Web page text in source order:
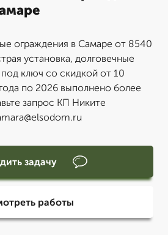
ограждения в Самаре от 8540
установка, долговечные
ключ со скидкой от 10
по 2026 выполнено более
запрос КП Никите
задачу
работы